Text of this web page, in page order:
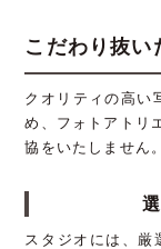
こだわり抜い
クオリティの高い
め、フォトアトリ
協をいたしません。
スタジオには、厳